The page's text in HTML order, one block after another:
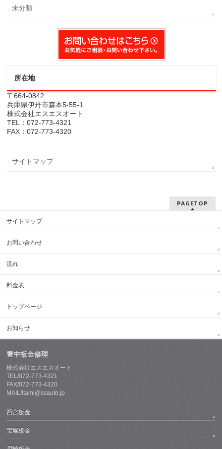
未分類
所在地
〒664-0842
兵庫県伊丹市森本5-55-1
株式会社エスエスオート
TEL：072-773-4321
FAX：072-773-4320
サイトマップ
PAGETOP
サイトマップ
お問い合わせ
流れ
料金表
トップページ
お知らせ
豊中板金修理
株式会社エスエスオート
TEL/072-773-4321
FAX/072-773-4320
MAIL/itami@ssauto.jp
西宮板金
宝塚板金